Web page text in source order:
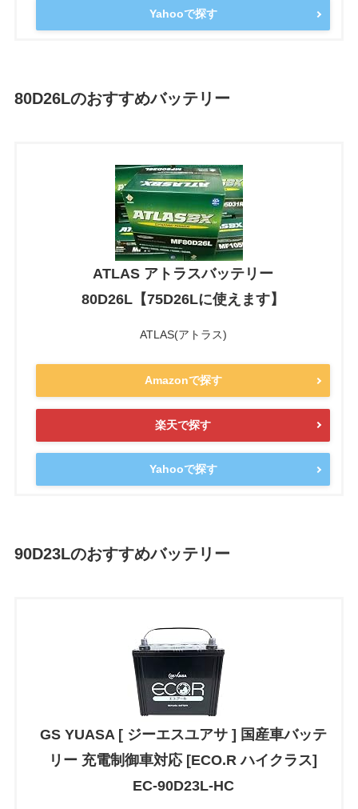
Yahooで探す
80D26Lのおすすめバッテリー
ATLAS アトラスバッテリー
80D26L【75D26Lに使えます】
ATLAS(アトラス)
Amazonで探す
楽天で探す
Yahooで探す
90D23Lのおすすめバッテリー
GS YUASA [ ジーエスユアサ ] 国産車バッテ
リー 充電制御車対応 [ECO.R ハイクラス]
EC-90D23L-HC